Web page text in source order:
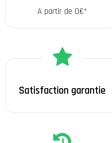
A partir de 0€*
Satisfaction garantie